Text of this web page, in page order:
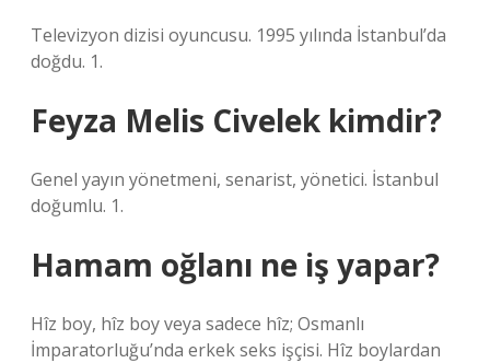
Televizyon dizisi oyuncusu. 1995 yılında İstanbul’da
doğdu. 1.
Feyza Melis Civelek kimdir?
Genel yayın yönetmeni, senarist, yönetici. İstanbul
doğumlu. 1.
Hamam oğlanı ne iş yapar?
Hîz boy, hîz boy veya sadece hîz; Osmanlı
İmparatorluğu’nda erkek seks işçisi. Hîz boylardan